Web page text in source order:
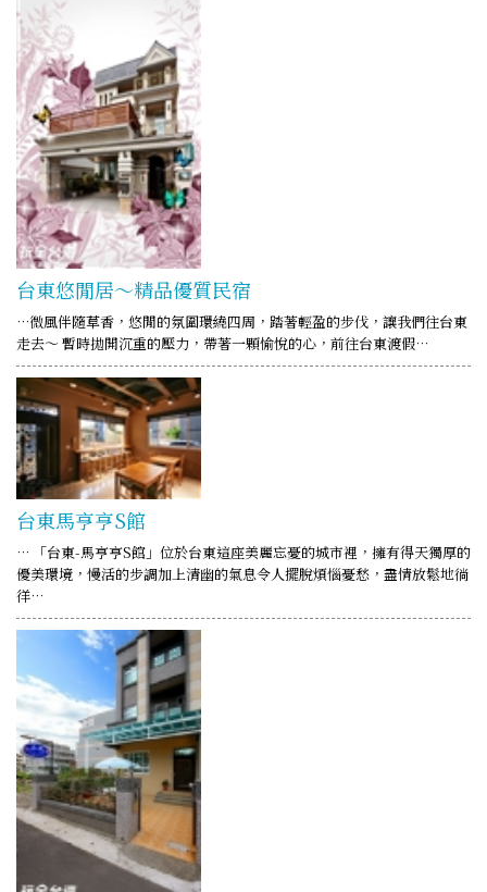
台東悠閒居～精品優質民宿
…微風伴隨草香，悠閒的氛圍環繞四周，踏著輕盈的步伐，讓我們往台東
走去～ 暫時拋開沉重的壓力，帶著一顆愉悅的心，前往台東渡假…
台東馬亨亨S館
… 「台東-馬亨亨S館」位於台東這座美麗忘憂的城市裡，擁有得天獨厚的
優美環境，慢活的步調加上清幽的氣息令人擺脫煩惱憂愁，盡情放鬆地徜
徉…